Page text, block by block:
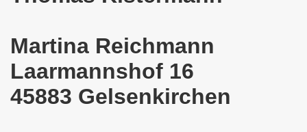
Martina Reichmann
Laarmannshof 16
45883 Gelsenkirchen
Eisenach: Zeichen gegen Sozialkahlschlag und
Montagsdemonstration am 12.08.2024 - eine